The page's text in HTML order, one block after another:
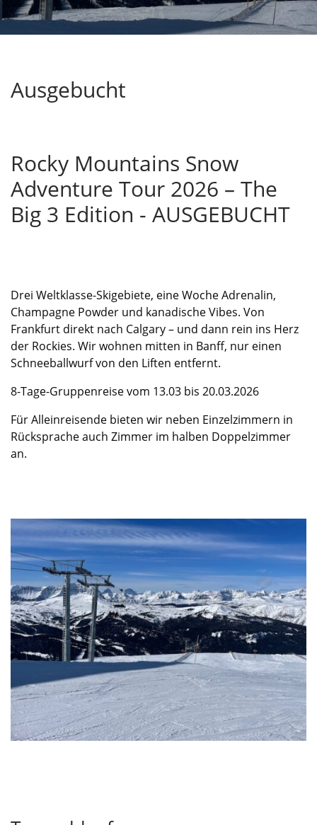
Ausgebucht
Rocky Mountains Snow
Adventure Tour 2026 – The
Big 3 Edition - AUSGEBUCHT
Drei Weltklasse-Skigebiete, eine Woche Adrenalin,
Champagne Powder und kanadische Vibes. Von
Frankfurt direkt nach Calgary – und dann rein ins Herz
der Rockies. Wir wohnen mitten in Banff, nur einen
Schneeballwurf von den Liften entfernt.
8-Tage-Gruppenreise vom 13.03 bis 20.03.2026
Für Alleinreisende bieten wir neben Einzelzimmern in
Rücksprache auch Zimmer im halben Doppelzimmer
an.